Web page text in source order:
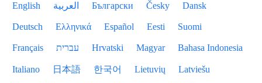
English العربية Български Česky Dansk
Deutsch Ελληνικά Español Eesti Suomi
Français עברית Hrvatski Magyar Bahasa Indonesia
Italiano 日本語 한국어 Lietuvių Latviešu